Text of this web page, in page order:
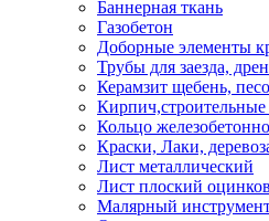
Баннерная ткань
Газобетон
Доборные элементы
Трубы для заезда,
Керамзит щебень,
Кирпич,строительные
Кольцо
Краски, Лаки,
Лист металлический
Лист плоский
Малярный